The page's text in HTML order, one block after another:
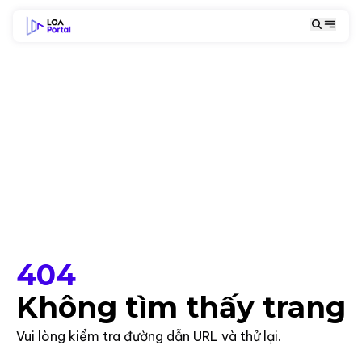
404
Không tìm thấy trang
Vui lòng kiểm tra đường dẫn URL và thử lại.